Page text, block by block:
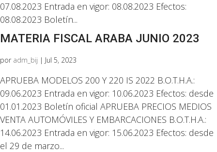
07.08.2023 Entrada en vigor: 08.08.2023 Efectos:
08.08.2023 Boletín...
MATERIA FISCAL ARABA JUNIO 2023
por adm_bij | Jul 5, 2023
APRUEBA MODELOS 200 Y 220 IS 2022 B.O.T.H.A.:
09.06.2023 Entrada en vigor: 10.06.2023 Efectos: desde
01.01.2023 Boletín oficial APRUEBA PRECIOS MEDIOS
VENTA AUTOMÓVILES Y EMBARCACIONES B.O.T.H.A.:
14.06.2023 Entrada en vigor: 15.06.2023 Efectos: desde
el 29 de marzo...